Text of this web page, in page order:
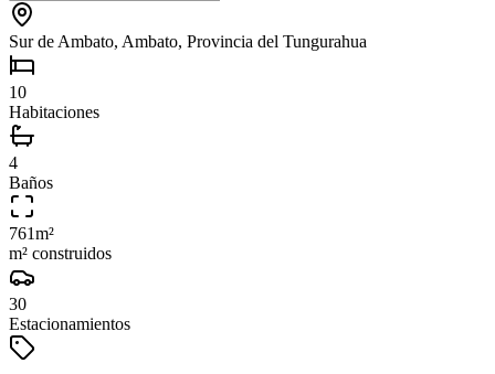
Sur de Ambato, Ambato, Provincia del Tungurahua
10
Habitaciones
4
Baños
761m²
m² construidos
30
Estacionamientos